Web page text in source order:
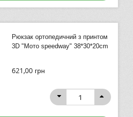
Рюкзак ортопедичний з принтом
3D "Мото speedway" 38*30*20cm
621,00 грн